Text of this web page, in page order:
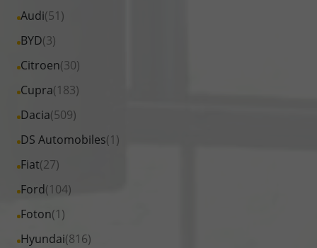
Audi(51)
Alle
Fahrzeuge
Audi
anzeigen
BYD(3)
Alle
Fahrzeuge
BYD
anzeigen
Citroen(30)
Alle
Fahrzeuge
Citroen
anzeigen
Cupra(183)
Alle
Fahrzeuge
Cupra
anzeigen
Dacia(509)
Alle
Fahrzeuge
Dacia
anzeigen
DS Automobiles(1)
Alle
Fahrzeuge
DS
Automobiles
anzeigen
Fiat(27)
Alle
Fahrzeuge
Fiat
anzeigen
Ford(104)
Alle
Fahrzeuge
Foton(1)
Alle
Fahrzeuge
Hyundai(816)
Alle